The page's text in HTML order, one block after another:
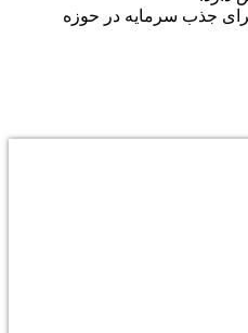
جذب سرمایه در حوزه